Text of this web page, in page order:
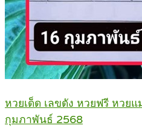
หวยเด็ด เลขดัง หวยฟรี หวย
กุมภาพันธ์ 2568